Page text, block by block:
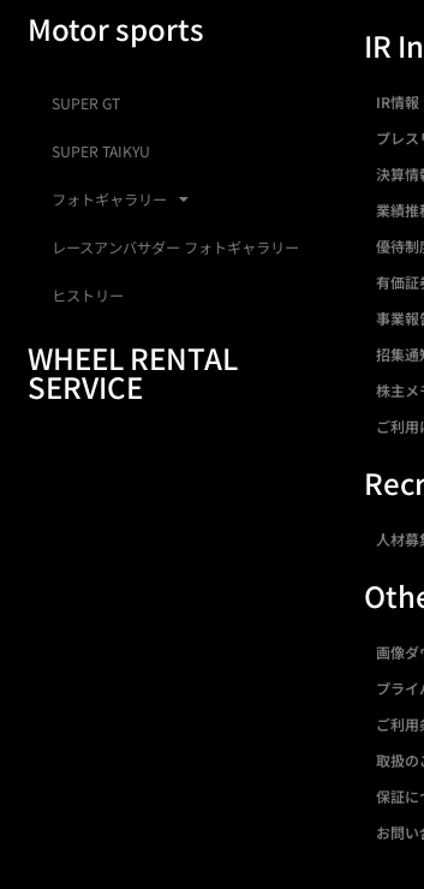
Motor sports
SUPER GT
SUPER TAIKYU
フォトギャラリー
レースアンバサダー フォトギャラリー
ヒストリー
WHEEL RENTAL
SERVICE
IR
IR情報
プレス
決算情
業績推
優待制
有価証
事業報
招集通
株主メ
ご利用
人材募
画像ダ
プライ
ご利用
取扱の
保証に
お問い